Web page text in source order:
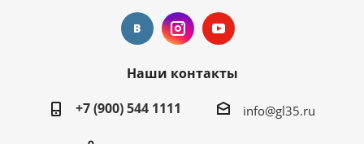
Наши контакты
+7 (900) 544 1111
info@gl35.ru